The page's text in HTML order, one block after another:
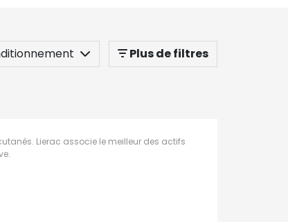
Plus de filtres
Lierac associe le meilleur des actifs